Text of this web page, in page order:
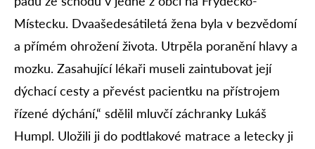
Místecku. Dvaašedesátiletá žena byla v bezvědomí
a přímém ohrožení života. Utrpěla poranění hlavy a
mozku. Zasahující lékaři museli zaintubovat její
dýchací cesty a převést pacientku na přístrojem
řízené dýchání,“ sdělil mluvčí záchranky Lukáš
Humpl. Uložili ji do podtlakové matrace a letecky ji